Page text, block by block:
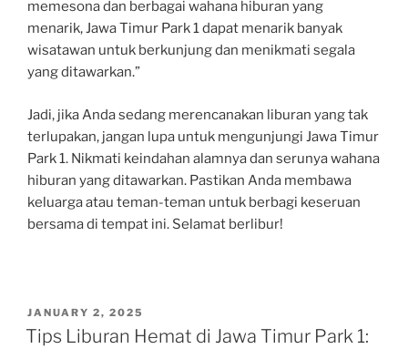
memesona dan berbagai wahana hiburan yang
menarik, Jawa Timur Park 1 dapat menarik banyak
wisatawan untuk berkunjung dan menikmati segala
yang ditawarkan.”
Jadi, jika Anda sedang merencanakan liburan yang tak
terlupakan, jangan lupa untuk mengunjungi Jawa Timur
Park 1. Nikmati keindahan alamnya dan serunya wahana
hiburan yang ditawarkan. Pastikan Anda membawa
keluarga atau teman-teman untuk berbagi keseruan
bersama di tempat ini. Selamat berlibur!
POSTED
ON
JANUARY 2, 2025
Tips Liburan Hemat di Jawa Timur Park 1: